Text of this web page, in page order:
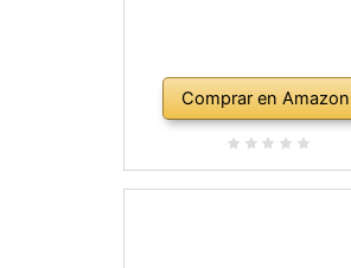
Comprar en Amazon